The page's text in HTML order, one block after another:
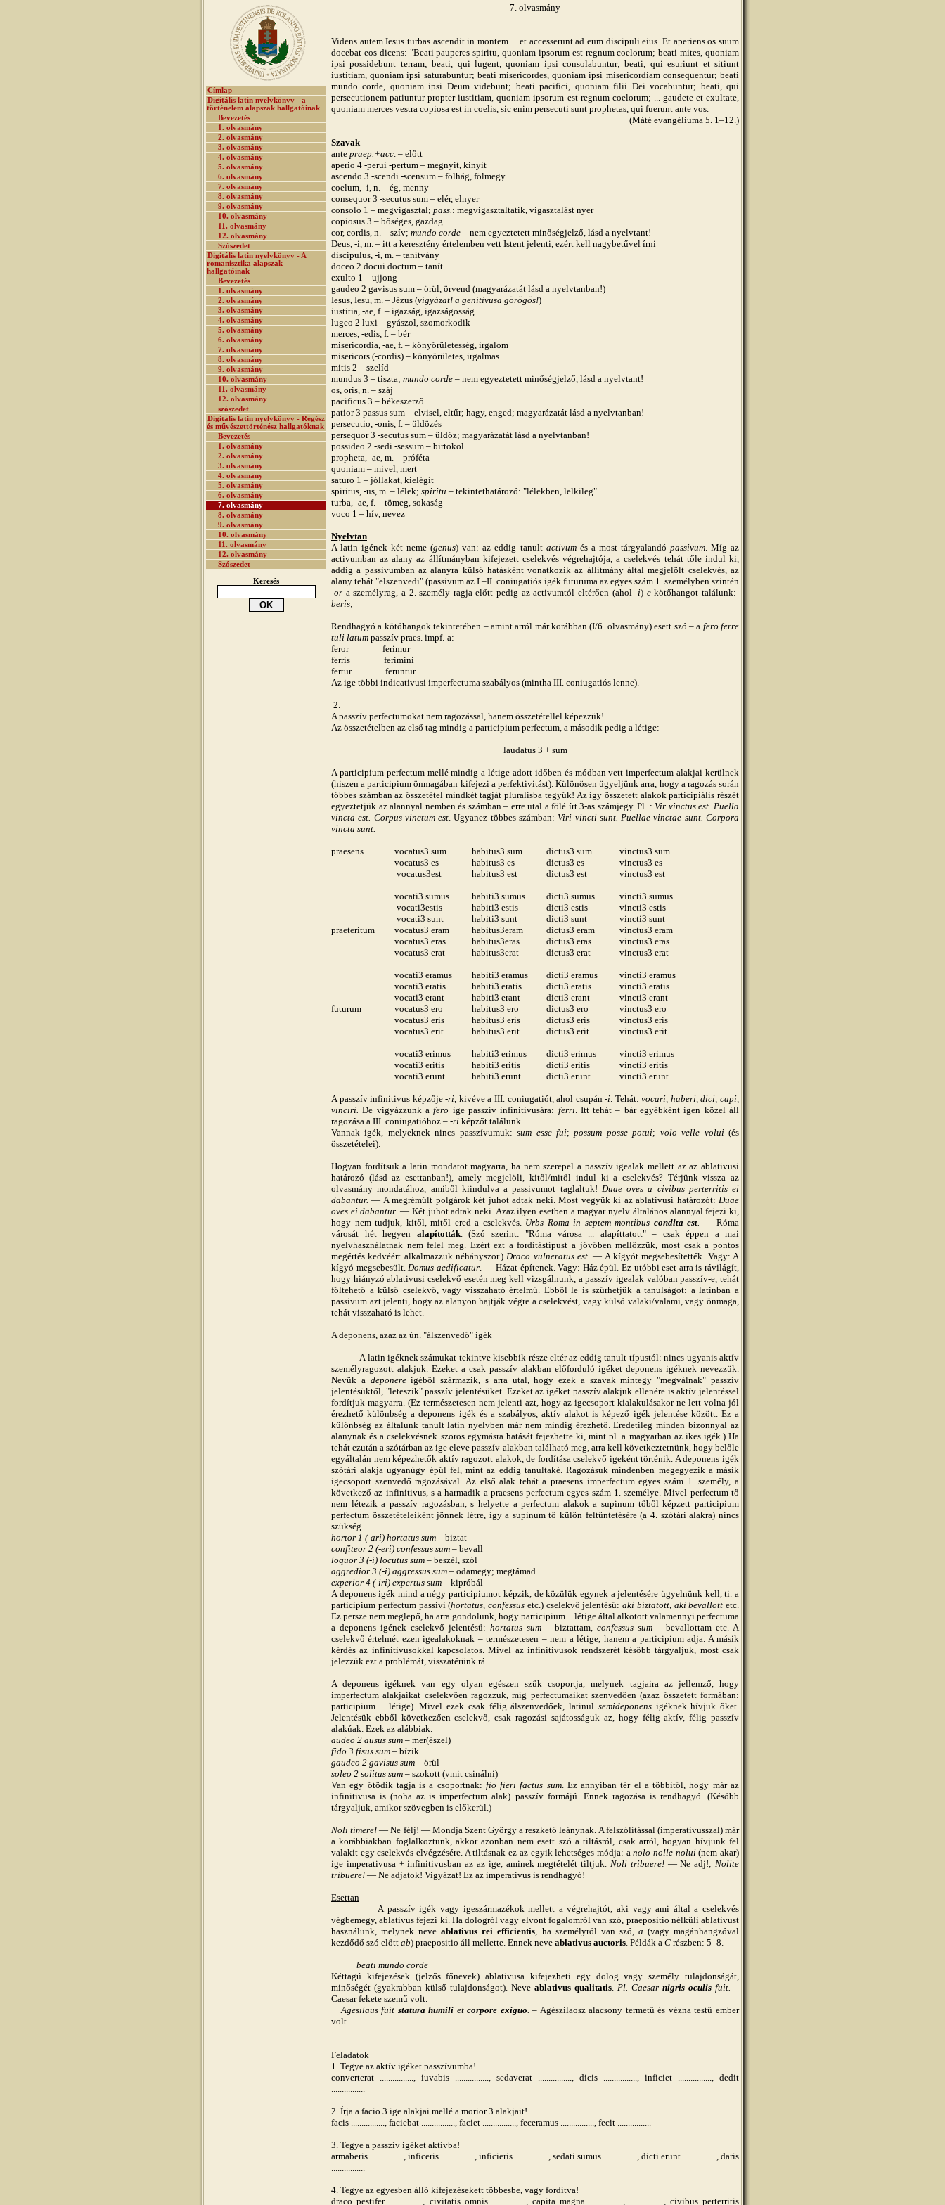
Címlap
Digitális latin nyelvkönyv - a
történelem alapszak hallgatóinak
Bevezetés
1. olvasmány
2. olvasmány
3. olvasmány
4. olvasmány
5. olvasmány
6. olvasmány
7. olvasmány
8. olvasmány
9. olvasmány
10. olvasmány
11. olvasmány
12. olvasmány
Szószedet
Digitális latin nyelvkönyv - A
romanisztika alapszak
hallgatóinak
Bevezetés
1. olvasmány
2. olvasmány
3. olvasmány
4. olvasmány
5. olvasmány
6. olvasmány
7. olvasmány
8. olvasmány
9. olvasmány
10. olvasmány
11. olvasmány
12. olvasmány
szószedet
Digitális latin nyelvkönyv - Régész
és művészettörténész hallgatóknak
Bevezetés
1. olvasmány
2. olvasmány
3. olvasmány
4. olvasmány
5. olvasmány
6. olvasmány
7. olvasmány
8. olvasmány
9. olvasmány
10. olvasmány
11. olvasmány
12. olvasmány
Szószedet
Keresés
7. olvasmány
Videns autem Iesus turbas ascendit in montem ... et accesserunt ad eum discipuli eius. Et aperiens os suum
docebat eos dicens: "Beati pauperes spiritu, quoniam ipsorum est regnum coelorum; beati mites, quoniam
ipsi possidebunt terram; beati, qui lugent, quoniam ipsi consolabuntur; beati, qui esuriunt et sitiunt
iustitiam, quoniam ipsi saturabuntur; beati misericordes, quoniam ipsi misericordiam consequentur; beati
mundo corde, quoniam ipsi Deum videbunt; beati pacifici, quoniam filii Dei vocabuntur; beati, qui
persecutionem patiuntur propter iustitiam, quoniam ipsorum est regnum coelorum; ... gaudete et exultate,
quoniam merces vestra copiosa est in coelis, sic enim persecuti sunt prophetas, qui fuerunt ante vos.
(Máté evangéliuma 5. 1–12.)
Szavak
ante praep.+acc. – előtt
aperio 4 -perui -pertum – megnyit, kinyit
ascendo 3 -scendi -scensum – fölhág, fölmegy
coelum, -i, n. – ég, menny
consequor 3 -secutus sum – elér, elnyer
consolo 1 – megvigasztal; pass.: megvigasztaltatik, vigasztalást nyer
copiosus 3 – bőséges, gazdag
cor, cordis, n. – szív; mundo corde – nem egyeztetett minőségjelző, lásd a nyelvtant!
Deus, -i, m. – itt a keresztény értelemben vett Istent jelenti, ezért kell nagybetűvel írni
discipulus, -i, m. – tanítvány
doceo 2 docui doctum – tanít
exulto 1 – ujjong
gaudeo 2 gavisus sum – örül, örvend (magyarázatát lásd a nyelvtanban!)
Iesus, Iesu, m. – Jézus (vigyázat! a genitivusa görögös!)
iustitia, -ae, f. – igazság, igazságosság
lugeo 2 luxi – gyászol, szomorkodik
merces, -edis, f. – bér
misericordia, -ae, f. – könyörületesség, irgalom
misericors (-cordis) – könyörületes, irgalmas
mitis 2 – szelíd
mundus 3 – tiszta; mundo corde – nem egyeztetett minőségjelző, lásd a nyelvtant!
os, oris, n. – száj
pacificus 3 – békeszerző
patior 3 passus sum – elvisel, eltűr; hagy, enged; magyarázatát lásd a nyelvtanban!
persecutio, -onis, f. – üldözés
persequor 3 -secutus sum – üldöz; magyarázatát lásd a nyelvtanban!
possideo 2 -sedi -sessum – birtokol
propheta, -ae, m. – próféta
quoniam – mivel, mert
saturo 1 – jóllakat, kielégít
spiritus, -us, m. – lélek; spiritu – tekintethatározó: "lélekben, lelkileg"
turba, -ae, f. – tömeg, sokaság
voco 1 – hív, nevez
Nyelvtan
A latin igének két neme (genus) van: az eddig tanult activumés a most tárgyalandó passivum. Míg az
activumban az alany az állítmányban kifejezett cselekvés végrehajtója, a cselekvés tehát tőle indul ki,
addig a passivumban az alanyra külső hatásként vonatkozik az állítmány által megjelölt cselekvés, az
alany tehát "elszenvedi" (passivumaz I.–II. coniugatiós igék futuruma az egyes szám 1. személyben szintén
-or a személyrag, a 2. személy ragja előtt pedig az activumtól eltérően (ahol -i) ekötőhangot találunk:-
beris;
Rendhagyó a kötőhangok tekintetében – amint arról már korábban (I/6. olvasmány) esett szó – a fero ferre
tuli latum passzív praes. impf.-a:
ferorferimur
ferris ferimini
ferturferuntur
Az ige többi indicativusi imperfectuma szabályos (mintha III. coniugatiós lenne).
2.
A passzív perfectumokat nem ragozással, hanem összetétellel képezzük!
Az összetételben az első tag mindig a participium perfectum, a második pedig a létige:
laudatus 3 + sum
A participium perfectum mellé mindig a létige adott időben és módban vett imperfectum alakjai kerülnek
(hiszen a participium önmagában kifejezi a perfektivitást). Különösen ügyeljünk arra, hogy a ragozás során
többes számban az összetétel mindkét tagját pluralisba tegyük! Az így összetett alakok participiális részét
egyeztetjük az alannyal nemben és számban – erre utal a fölé írt 3-as számjegy. Pl. :Vir vinctus est. Puella
vincta est. Corpus vinctum est. Ugyanez többes számban:Viri vincti sunt. Puellae vinctae sunt. Corpora
vincta sunt.
praesens
vocatus3 sum
vocatus3 es
vocatus3est
vocati3 sumus
vocati3estis
vocati3 sunt
habitus3 sum
habitus3 es
habitus3 est
habiti3 sumus
habiti3 estis
habiti3 sunt
dictus3 sum
dictus3 es
dictus3 est
dicti3 sumus
dicti3 estis
dicti3 sunt
vinctus3 sum
vinctus3 es
vinctus3 est
vincti3 sumus
vincti3 estis
vincti3 sunt
praeteritum
vocatus3 eram
vocatus3 eras
vocatus3 erat
vocati3 eramus
vocati3 eratis
vocati3 erant
habitus3eram
habitus3eras
habitus3erat
habiti3 eramus
habiti3 eratis
habiti3 erant
dictus3 eram
dictus3 eras
dictus3 erat
dicti3 eramus
dicti3 eratis
dicti3 erant
vinctus3 eram
vinctus3 eras
vinctus3 erat
vincti3 eramus
vincti3 eratis
vincti3 erant
futurum
vocatus3 ero
vocatus3 eris
vocatus3 erit
vocati3 erimus
vocati3 eritis
vocati3 erunt
habitus3 ero
habitus3 eris
habitus3 erit
habiti3 erimus
habiti3 eritis
habiti3 erunt
dictus3 ero
dictus3 eris
dictus3 erit
dicti3 erimus
dicti3 eritis
dicti3 erunt
vinctus3 ero
vinctus3 eris
vinctus3 erit
vincti3 erimus
vincti3 eritis
vincti3 erunt
A passzív infinitivus képzője-ri, kivéve a III. coniugatiót, ahol csupán-i. Tehát: vocari, haberi, dici, capi,
vinciri. De vigyázzunk afero ige passzív infinitivusára: ferri. Itt tehát – bár egyébként igen közel áll
ragozása a III. coniugatióhoz – -ri képzőt találunk.
Vannak igék, melyeknek nincs passzívumuk:sum esse fui;possum posse potui; volo velle volui(és
összetételei).
Hogyan fordítsuk a latin mondatot magyarra, ha nem szerepel a passzív igealak mellett az az ablativusi
határozó (lásd az esettanban!), amely megjelöli, kitől/mitől indul ki a cselekvés? Térjünk vissza az
olvasmány mondatához, amiből kiindulva a passivumot taglaltuk! Duae oves a civibus perterritis ei
dabantur. — A megrémült polgárok két juhot adtak neki. Most vegyük ki az ablativusi határozót: Duae
oves ei dabantur. — Két juhot adtak neki. Azaz ilyen esetben a magyar nyelv általános alannyal fejezi ki,
hogy nem tudjuk, kitől, mitől ered a cselekvés. Urbs Roma in septem montibus condita est. — Róma
városát hét hegyen alapították. (Szó szerint: "Róma városa ... alapíttatott" – csak éppen a mai
nyelvhasználatnak nem felel meg. Ezért ezt a fordítástípust a jövőben mellőzzük, most csak a pontos
megértés kedvéért alkalmazzuk néhányszor.)Draco vulneratus est. — A kígyót megsebesítették. Vagy: A
kígyó megsebesült.Domus aedificatur. — Házat építenek. Vagy: Ház épül. Ez utóbbi eset arra is rávilágít,
hogy hiányzó ablativusi cselekvő esetén meg kell vizsgálnunk, a passzív igealak valóban passzív-e, tehát
föltehető a külső cselekvő, vagy visszaható értelmű. Ebből le is szűrhetjük a tanulságot: a latinban a
passivum azt jelenti, hogy az alanyon hajtják végre a cselekvést, vagy külső valaki/valami, vagy önmaga,
tehát visszaható is lehet.
A deponens, azaz az ún. "álszenvedő" igék
A latin igéknek számukat tekintve kisebbik része eltér az eddig tanult típustól: nincs ugyanis aktív
személyragozott alakjuk. Ezeket a csak passzív alakban előforduló igéket deponens igéknek nevezzük.
Nevük a deponereigéből származik, s arra utal, hogy ezek a szavak mintegy "megválnak" passzív
jelentésüktől, "leteszik" passzív jelentésüket. Ezeket az igéket passzív alakjuk ellenére is aktív jelentéssel
fordítjuk magyarra. (Ez természetesen nem jelenti azt, hogy az igecsoport kialakulásakor ne lett volna jól
érezhető különbség a deponens igék és a szabályos, aktív alakot is képező igék jelentése között. Ez a
különbség az általunk tanult latin nyelvben már nem mindig érezhető. Eredetileg minden bizonnyal az
alanynak és a cselekvésnek szoros egymásra hatását fejezhette ki, mint pl. a magyarban az ikes igék.) Ha
tehát ezután a szótárban az ige eleve passzív alakban található meg, arra kell következtetnünk, hogy belőle
egyáltalán nem képezhetők aktív ragozott alakok, de fordítása cselekvő igeként történik. A deponens igék
szótári alakja ugyanúgy épül fel, mint az eddig tanultaké. Ragozásuk mindenben megegyezik a másik
igecsoport szenvedő ragozásával. Az első alak tehát a praesens imperfectum egyes szám 1. személy, a
következő az infinitivus, s a harmadik a praesens perfectum egyes szám 1. személye. Mivel perfectum tő
nem létezik a passzív ragozásban, s helyette a perfectum alakok a supinum tőből képzett participium
perfectum összetételeiként jönnek létre, így a supinum tő külön feltüntetésére (a 4. szótári alakra) nincs
szükség.
hortor 1 (-ari) hortatus sum – biztat
confiteor 2 (-eri) confessus sum – bevall
loquor 3 (-i) locutus sum – beszél, szól
aggredior 3 (-i) aggressus sum – odamegy; megtámad
experior 4 (-iri) expertus sum – kipróbál
A deponens igék mind a négy participiumot képzik, de közülük egynek a jelentésére ügyelnünk kell, ti. a
participium perfectum passivi (hortatus, confessus etc.) cselekvő jelentésű: aki biztatott, aki bevallott etc.
Ez persze nem meglepő, ha arra gondolunk, hogy participium + létige által alkotott valamennyi perfectuma
a deponens igének cselekvő jelentésű: hortatus sum – biztattam, confessus sum – bevallottam etc. A
cselekvő értelmét ezen igealakoknak – természetesen – nem a létige, hanem a participium adja. A másik
kérdés az infinitivusokkal kapcsolatos. Mivel az infinitivusok rendszerét később tárgyaljuk, most csak
jelezzük ezt a problémát, visszatérünk rá.
A deponens igéknek van egy olyan egészen szűk csoportja, melynek tagjaira az jellemző, hogy
imperfectum alakjaikat cselekvően ragozzuk, míg perfectumaikat szenvedően (azaz összetett formában:
participium + létige). Mivel ezek csak félig álszenvedőek, latinul semideponensigéknek hívjuk őket.
Jelentésük ebből következően cselekvő, csak ragozási sajátosságuk az, hogy félig aktív, félig passzív
alakúak. Ezek az alábbiak.
audeo 2 ausus sum – mer(észel)
fido 3 fisus sum – bízik
gaudeo 2 gavisus sum – örül
soleo 2 solitus sum – szokott (vmit csinálni)
Van egy ötödik tagja is a csoportnak: fio fieri factus sum. Ez annyiban tér el a többitől, hogy már az
infinitivusa is (noha az is imperfectum alak) passzív formájú. Ennek ragozása is rendhagyó. (Később
tárgyaljuk, amikor szövegben is előkerül.)
Noli timere! — Ne félj! — Mondja Szent György a reszkető leánynak. A felszólítással (imperativusszal) már
a korábbiakban foglalkoztunk, akkor azonban nem esett szó a tiltásról, csak arról, hogyan hívjunk fel
valakit egy cselekvés elvégzésére. A tiltásnak ez az egyik lehetséges módja: anolo nolle nolui(nem akar)
ige imperativusa + infinitivusban az az ige, aminek megtételét tiltjuk. Noli tribuere!— Ne adj!;Nolite
tribuere! — Ne adjatok! Vigyázat! Ez az imperativus is rendhagyó!
Esettan
A passzív igék vagy igeszármazékok mellett a végrehajtót, aki vagy ami által a cselekvés
végbemegy, ablativus fejezi ki. Ha dologról vagy elvont fogalomról van szó, praepositio nélküli ablativust
használunk, melynek neveablativus rei efficientis, ha személyről van szó, a (vagy magánhangzóval
kezdődő szó előtt ab) praepositio áll mellette. Ennek neve ablativus auctoris. Példák a C részben: 5–8.
beati mundo corde
Kéttagú kifejezések (jelzős főnevek) ablativusa kifejezheti egy dolog vagy személy tulajdonságát,
minőségét (gyakrabban külső tulajdonságot). Neve ablativus qualitatis. Pl. Caesar nigris oculis fuit. –
Caesar fekete szemű volt.
Agesilaus fuit statura humili etcorpore exiguo. – Agészilaosz alacsony termetű és vézna testű ember
volt.
Feladatok
1. Tegye az aktív igéket passzívumba!
converterat ................, iuvabis ................, sedaverat ................, dicis ................, inficiet ................, dedit
................
2. Írja a facio 3 ige alakjai mellé a morior 3 alakjait!
facis ................, faciebat ................, faciet ................, feceramus ................, fecit ................
3. Tegye a passzív igéket aktívba!
armaberis ................, inficeris ................, inficieris ................, sedati sumus ................, dicti erunt ................, daris
................
4. Tegye az egyesben álló kifejezésekett többesbe, vagy fordítva!
draco pestifer ................, civitatis omnis ................, capita magna ................, ................, civibus perterritis